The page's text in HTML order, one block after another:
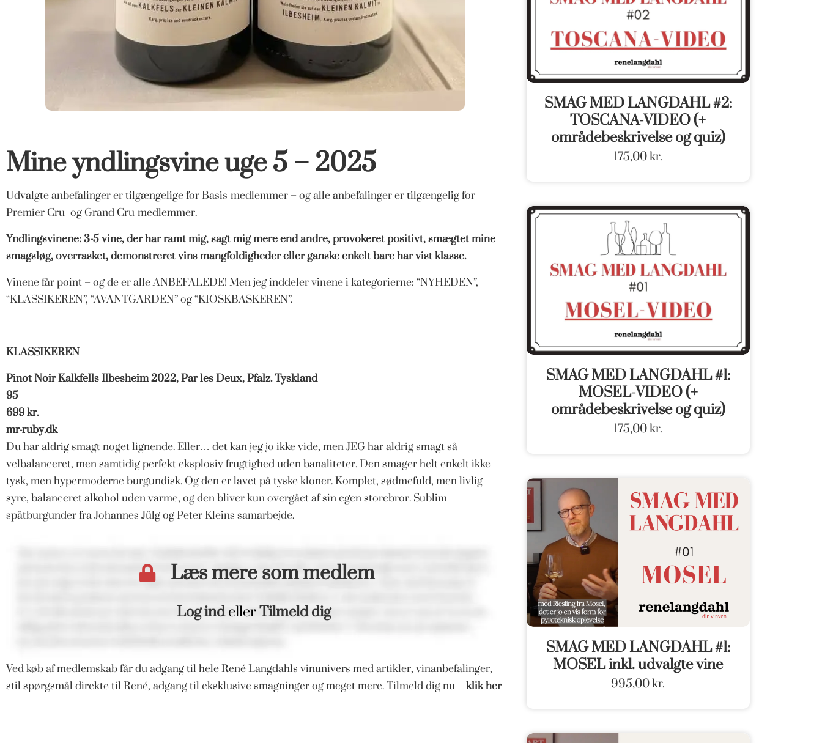
Mine yndlingsvine uge 5 – 2025
Udvalgte anbefalinger er tilgængelige for Basis-medlemmer – og alle anbefalinger er tilgængelig for
Premier Cru- og Grand Cru-medlemmer.
Yndlingsvinene: 3-5 vine, der har ramt mig, sagt mig mere end andre, provokeret positivt, smægtet mine
smagsløg, overrasket, demonstreret vins mangfoldigheder eller ganske enkelt bare har vist klasse.
Vinene får point – og de er alle ANBEFALEDE! Men jeg inddeler vinene i kategorierne: “NYHEDEN”,
“KLASSIKEREN”, “AVANTGARDEN” og “KIOSKBASKEREN”.
KLASSIKEREN
Pinot Noir Kalkfells Ilbesheim 2022, Par les Deux, Pfalz. Tyskland
95
699 kr.
mr-ruby.dk
Du har aldrig smagt noget lignende. Eller… det kan jeg jo ikke vide, men JEG har aldrig smagt så
velbalanceret, men samtidig perfekt eksplosiv frugtighed uden banaliteter. Den smager helt enkelt ikke
tysk, men hypermoderne burgundisk. Og den er lavet på tyske kloner. Komplet, sødmefuld, men livlig
syre, balanceret alkohol uden varme, og den bliver kun overgået af sin egen storebror. Sublim
spätburgunder fra Johannes Jülg og Peter Kleins samarbejde.
Læs mere som medlem
Log indellerTilmeld dig
Ved køb af medlemskab får du adgang til hele René Langdahls vinunivers med artikler, vinanbefalinger,
stil spørgsmål direkte til René, adgang til eksklusive smagninger og meget mere. Tilmeld dig nu – klik her
SMAG MED LANGDAHL #2:
TOSCANA-VIDEO (+
områdebeskrivelse og quiz)
175,00kr.
SMAG MED LANGDAHL #1:
MOSEL-VIDEO (+
områdebeskrivelse og quiz)
175,00kr.
SMAG MED LANGDAHL #1:
MOSEL inkl. udvalgte vine
995,00kr.